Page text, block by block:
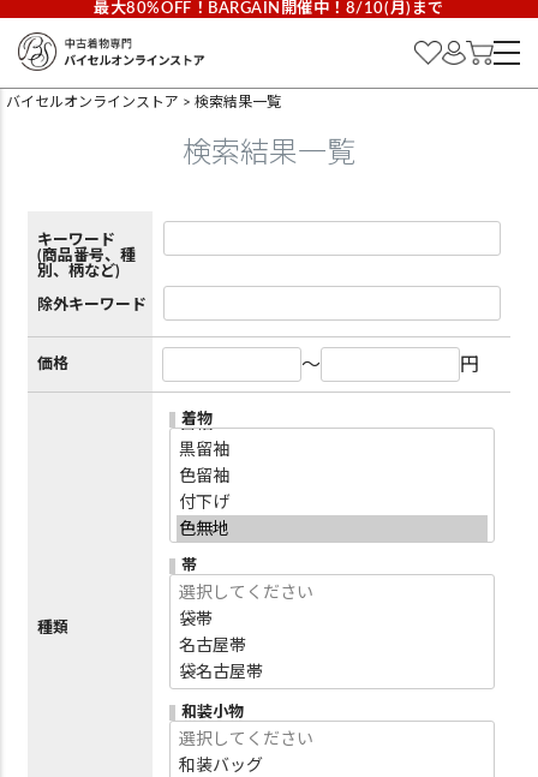
最大80%OFF！BARGAIN開催中！8/10(月)まで
バイセルオンラインストア 検索結果一覧
検索結果一覧
キーワード
(商品番号、種
別、柄など)
除外キーワード
価格 ～ 円
種類
着物
帯
和装小物